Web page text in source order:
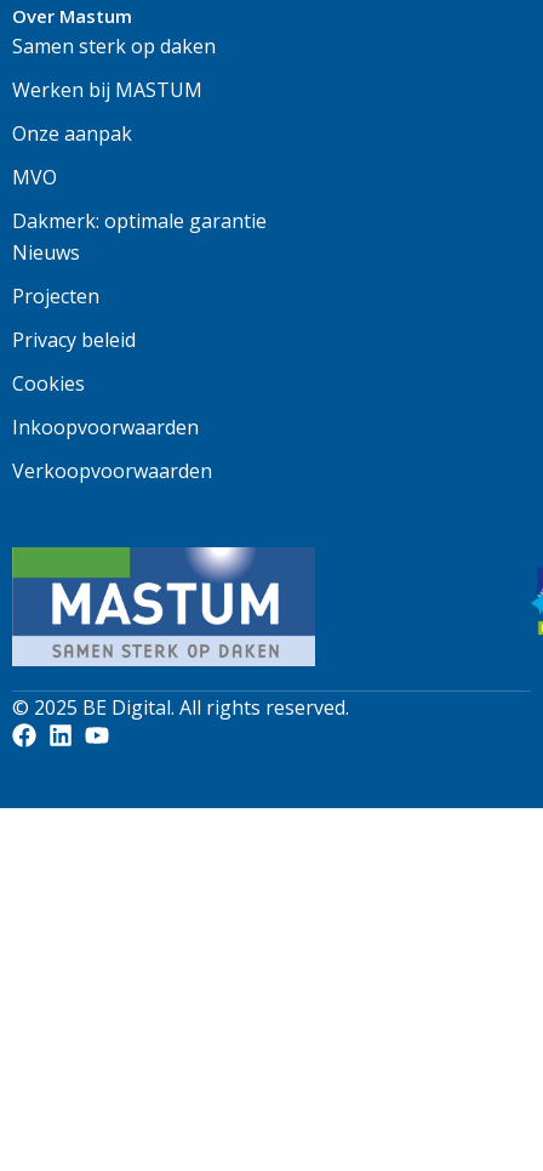
Over Mastum
Samen sterk op daken
Werken bij MASTUM
Onze aanpak
MVO
Dakmerk: optimale garantie
Nieuws
Projecten
Privacy beleid
Cookies
Inkoopvoorwaarden
Verkoopvoorwaarden
© 2025 BE Digital. All rights reserved.